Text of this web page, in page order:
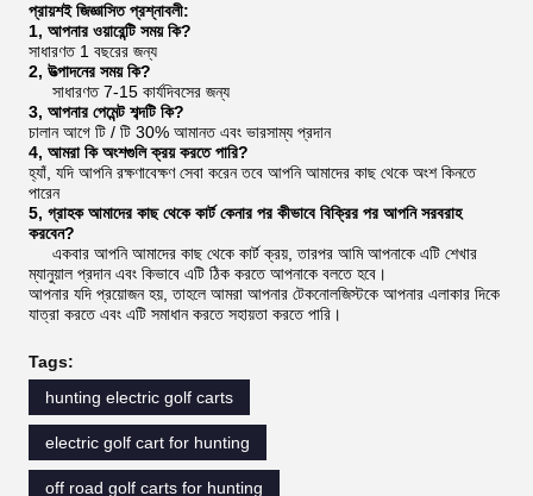
প্রায়শই জিজ্ঞাসিত প্রশ্নাবলী:
1, আপনার ওয়ারেন্টি সময় কি?
সাধারণত 1 বছরের জন্য
2, উত্পাদনের সময় কি?
সাধারণত 7-15 কার্যদিবসের জন্য
3, আপনার পেমেন্ট শব্দটি কি?
চালান আগে টি / টি 30% আমানত এবং ভারসাম্য প্রদান
4, আমরা কি অংশগুলি ক্রয় করতে পারি?
হ্যাঁ, যদি আপনি রক্ষণাবেক্ষণ সেবা করেন তবে আপনি আমাদের কাছ থেকে অংশ কিনতে
পারেন
5, গ্রাহক আমাদের কাছ থেকে কার্ট কেনার পর কীভাবে বিক্রির পর আপনি সরবরাহ
করবেন?
একবার আপনি আমাদের কাছ থেকে কার্ট ক্রয়, তারপর আমি আপনাকে এটি শেখার
ম্যানুয়াল প্রদান এবং কিভাবে এটি ঠিক করতে আপনাকে বলতে হবে।
আপনার যদি প্রয়োজন হয়, তাহলে আমরা আপনার টেকনোলজিস্টকে আপনার এলাকার দিকে
যাত্রা করতে এবং এটি সমাধান করতে সহায়তা করতে পারি।
Tags:
hunting electric golf carts
electric golf cart for hunting
off road golf carts for hunting